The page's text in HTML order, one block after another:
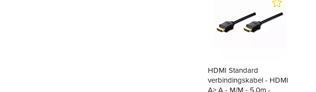
HDMI Standard
verbindingskabel - HDMI
A> A - M/M - 5.0m -